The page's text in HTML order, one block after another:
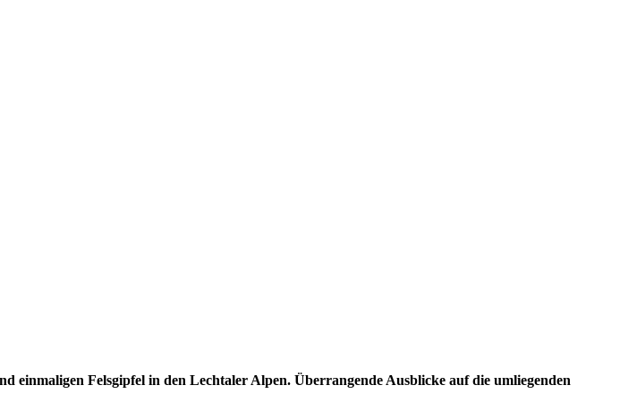
Felsgipfel in den Lechtaler Alpen. Überrangende Ausblicke auf die umliegenden